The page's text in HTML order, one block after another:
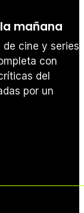
mañana
cine y series.
con
del
por un